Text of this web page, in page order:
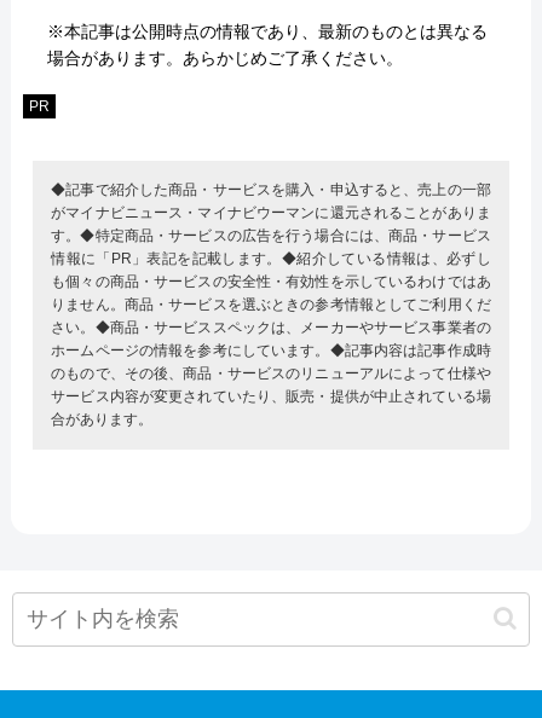
※本記事は公開時点の情報であり、最新のものとは異なる
場合があります。あらかじめご了承ください。
PR
◆記事で紹介した商品・サービスを購入・申込すると、売上の一部
がマイナビニュース・マイナビウーマンに還元されることがありま
す。◆特定商品・サービスの広告を行う場合には、商品・サービス
情報に「PR」表記を記載します。◆紹介している情報は、必ずし
も個々の商品・サービスの安全性・有効性を示しているわけではあ
りません。商品・サービスを選ぶときの参考情報としてご利用くだ
さい。◆商品・サービススペックは、メーカーやサービス事業者の
ホームページの情報を参考にしています。◆記事内容は記事作成時
のもので、その後、商品・サービスのリニューアルによって仕様や
サービス内容が変更されていたり、販売・提供が中止されている場
合があります。